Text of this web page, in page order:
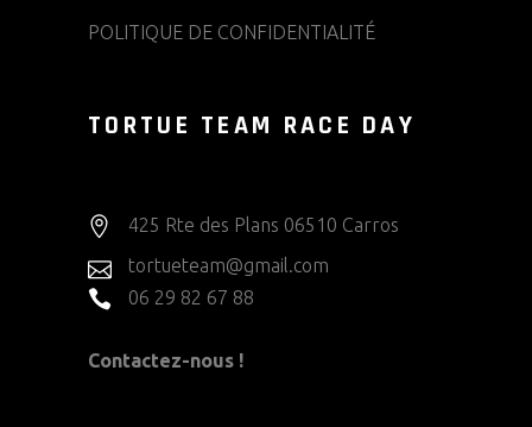
POLITIQUE DE CONFIDENTIALITÉ
TORTUE TEAM RACE DAY
425 Rte des Plans 06510 Carros
tortueteam@gmail.com
06 29 82 67 88
Contactez-nous !